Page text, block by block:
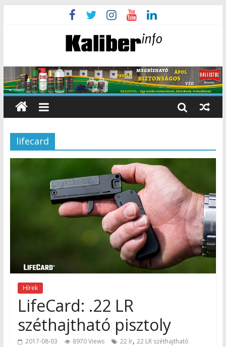
lifecard
Hírek
LifeCard: .22 LR
széthajtható pisztoly
2017-08-03 8970 Views 22 lr, 22 LR széthajtható